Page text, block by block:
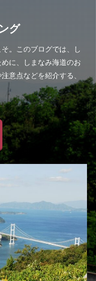
グ
。このブログでは、し
に、しまなみ海道のお
意点などを紹介する、